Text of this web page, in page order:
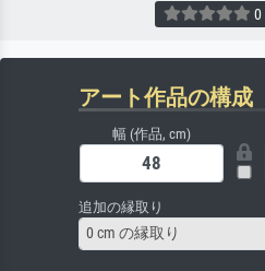
0
アート作品の構成
幅 (作品, cm)
追加の縁取り
0 cm の縁取り